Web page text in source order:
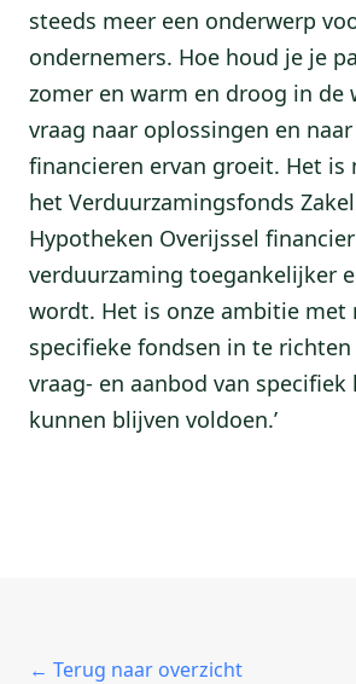
steeds meer een onderwerp
ondernemers. Hoe houd je je
zomer en warm en droog in de
vraag naar oplossingen en
financieren ervan groeit. Het is
het Verduurzamingsfonds
Hypotheken Overijssel
verduurzaming toegankelijker
wordt. Het is onze ambitie met
specifieke fondsen in te richten
vraag- en aanbod van specifiek
kunnen blijven voldoen.’
← Terug naar overzicht